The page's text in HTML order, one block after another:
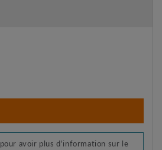
pour avoir plus d'information sur le